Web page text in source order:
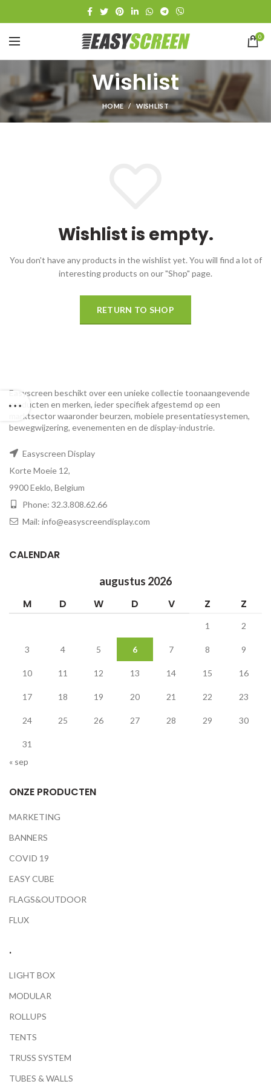
0
Wishlist
HOME WISHLIST
Wishlist is empty.
You don't have any products in the wishlist yet. You will find a lot of
interesting products on our "Shop" page.
RETURN TO SHOP
Easyscreen beschikt over een unieke collectie toonaangevende
producten en merken, ieder specifiek afgestemd op een ​​
marktsector waaronder beurzen, mobiele presentatiesystemen,
bewegwijzering, evenementen en de display-industrie.
Easyscreen Display
Korte Moeie 12,
9900 Eeklo, Belgium
Phone: 32.3.808.62.66
Mail: info@easyscreendisplay.com
CALENDAR
augustus 2026
M D W D V Z Z
1 2
3 4 5 6 7 8 9
10 11 12 13 14 15 16
17 18 19 20 21 22 23
24 25 26 27 28 29 30
31
« sep
ONZE PRODUCTEN
MARKETING
BANNERS
COVID 19
EASY CUBE
FLAGS&OUTDOOR
FLUX
.
LIGHT BOX
MODULAR
ROLLUPS
TENTS
TRUSS SYSTEM
TUBES & WALLS